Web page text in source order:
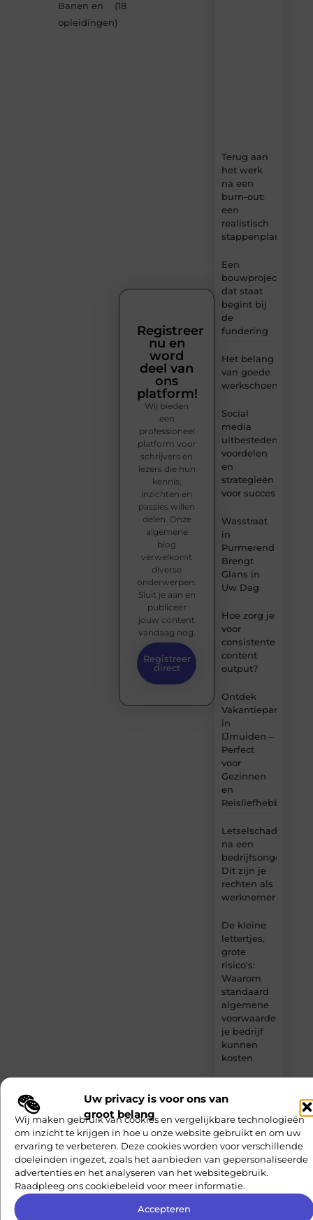
Uw privacy is voor ons van
groot belang
Wij maken gebruik van cookies en vergelijkbare technologieën
om inzicht te krijgen in hoe u onze website gebruikt en om uw
ervaring te verbeteren. Deze cookies worden voor verschillende
doeleinden ingezet, zoals het aanbieden van gepersonaliseerde
advertenties en het analyseren van het websitegebruik.
Raadpleeg ons cookiebeleid voor meer informatie.
Accepteren
Banen en
opleidingen
(18
)
Terug aan
het werk
na een
burn-out:
een
realistisch
stappenplan
Een
bouwproject
dat staat
begint bij
de
fundering
Het belang
van goede
werkschoenen
Social
media
uitbesteden:
voordelen
en
strategieën
voor succes
Wasstraat
in
Purmerend
Brengt
Glans in
Uw Dag
Hoe zorg je
voor
consistente
content
output?
Ontdek
Vakantiepark
in
IJmuiden –
Perfect
voor
Gezinnen
en
Reisliefhebbers
Letselschade
na een
bedrijfsongeval:
Dit zijn je
rechten als
werknemer
De kleine
lettertjes,
grote
risico's:
Waarom
standaard
algemene
voorwaarden
je bedrijf
kunnen
kosten
nieuwste
het gebied
van
woningbeveiliging
Registreer
nu en
word
deel van
ons
platform!
Wij bieden
een
professioneel
platform voor
schrijvers en
lezers die hun
kennis,
inzichten en
passies willen
delen. Onze
algemene
blog
verwelkomt
diverse
onderwerpen.
Sluit je aan en
publiceer
jouw content
vandaag nog.
Registreer
direct